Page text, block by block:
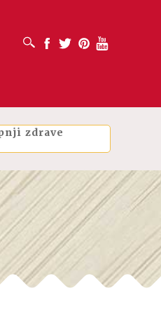
OTVORI OKVIR ZA PRETRAŽIVANJE
Facebook
Twitter PinterestYoutube
zdrave